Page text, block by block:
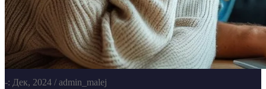
-: Дек, 2024 / admin_malej